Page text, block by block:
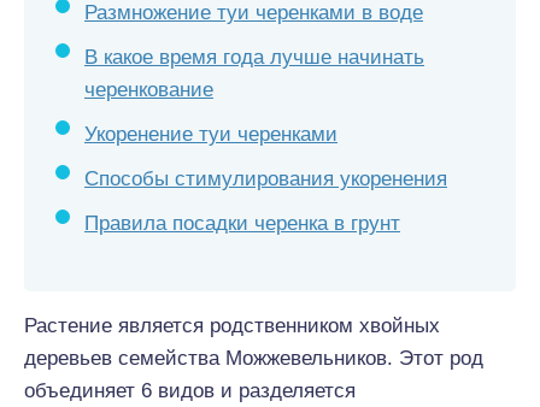
Размножение туи черенками в воде
В какое время года лучше начинать
черенкование
Укоренение туи черенками
Способы стимулирования укоренения
Правила посадки черенка в грунт
Растение является родственником хвойных
деревьев семейства Можжевельников. Этот род
объединяет 6 видов и разделяется